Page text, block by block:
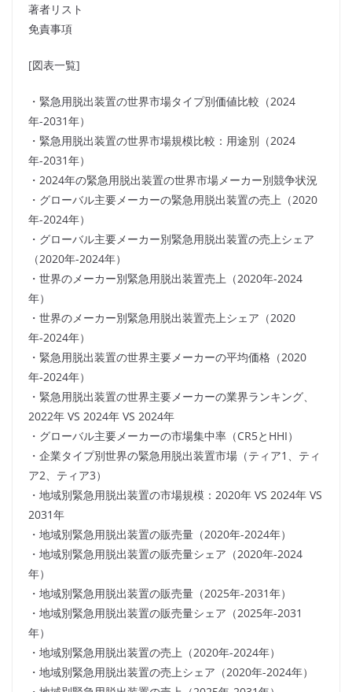
著者リスト
免責事項
[図表一覧]
・緊急用脱出装置の世界市場タイプ別価値比較（2024
年-2031年）
・緊急用脱出装置の世界市場規模比較：用途別（2024
年-2031年）
・2024年の緊急用脱出装置の世界市場メーカー別競争状況
・グローバル主要メーカーの緊急用脱出装置の売上（2020
年-2024年）
・グローバル主要メーカー別緊急用脱出装置の売上シェア
（2020年-2024年）
・世界のメーカー別緊急用脱出装置売上（2020年-2024
年）
・世界のメーカー別緊急用脱出装置売上シェア（2020
年-2024年）
・緊急用脱出装置の世界主要メーカーの平均価格（2020
年-2024年）
・緊急用脱出装置の世界主要メーカーの業界ランキング、
2022年 VS 2024年 VS 2024年
・グローバル主要メーカーの市場集中率（CR5とHHI）
・企業タイプ別世界の緊急用脱出装置市場（ティア1、ティ
ア2、ティア3）
・地域別緊急用脱出装置の市場規模：2020年 VS 2024年 VS
2031年
・地域別緊急用脱出装置の販売量（2020年-2024年）
・地域別緊急用脱出装置の販売量シェア（2020年-2024
年）
・地域別緊急用脱出装置の販売量（2025年-2031年）
・地域別緊急用脱出装置の販売量シェア（2025年-2031
年）
・地域別緊急用脱出装置の売上（2020年-2024年）
・地域別緊急用脱出装置の売上シェア（2020年-2024年）